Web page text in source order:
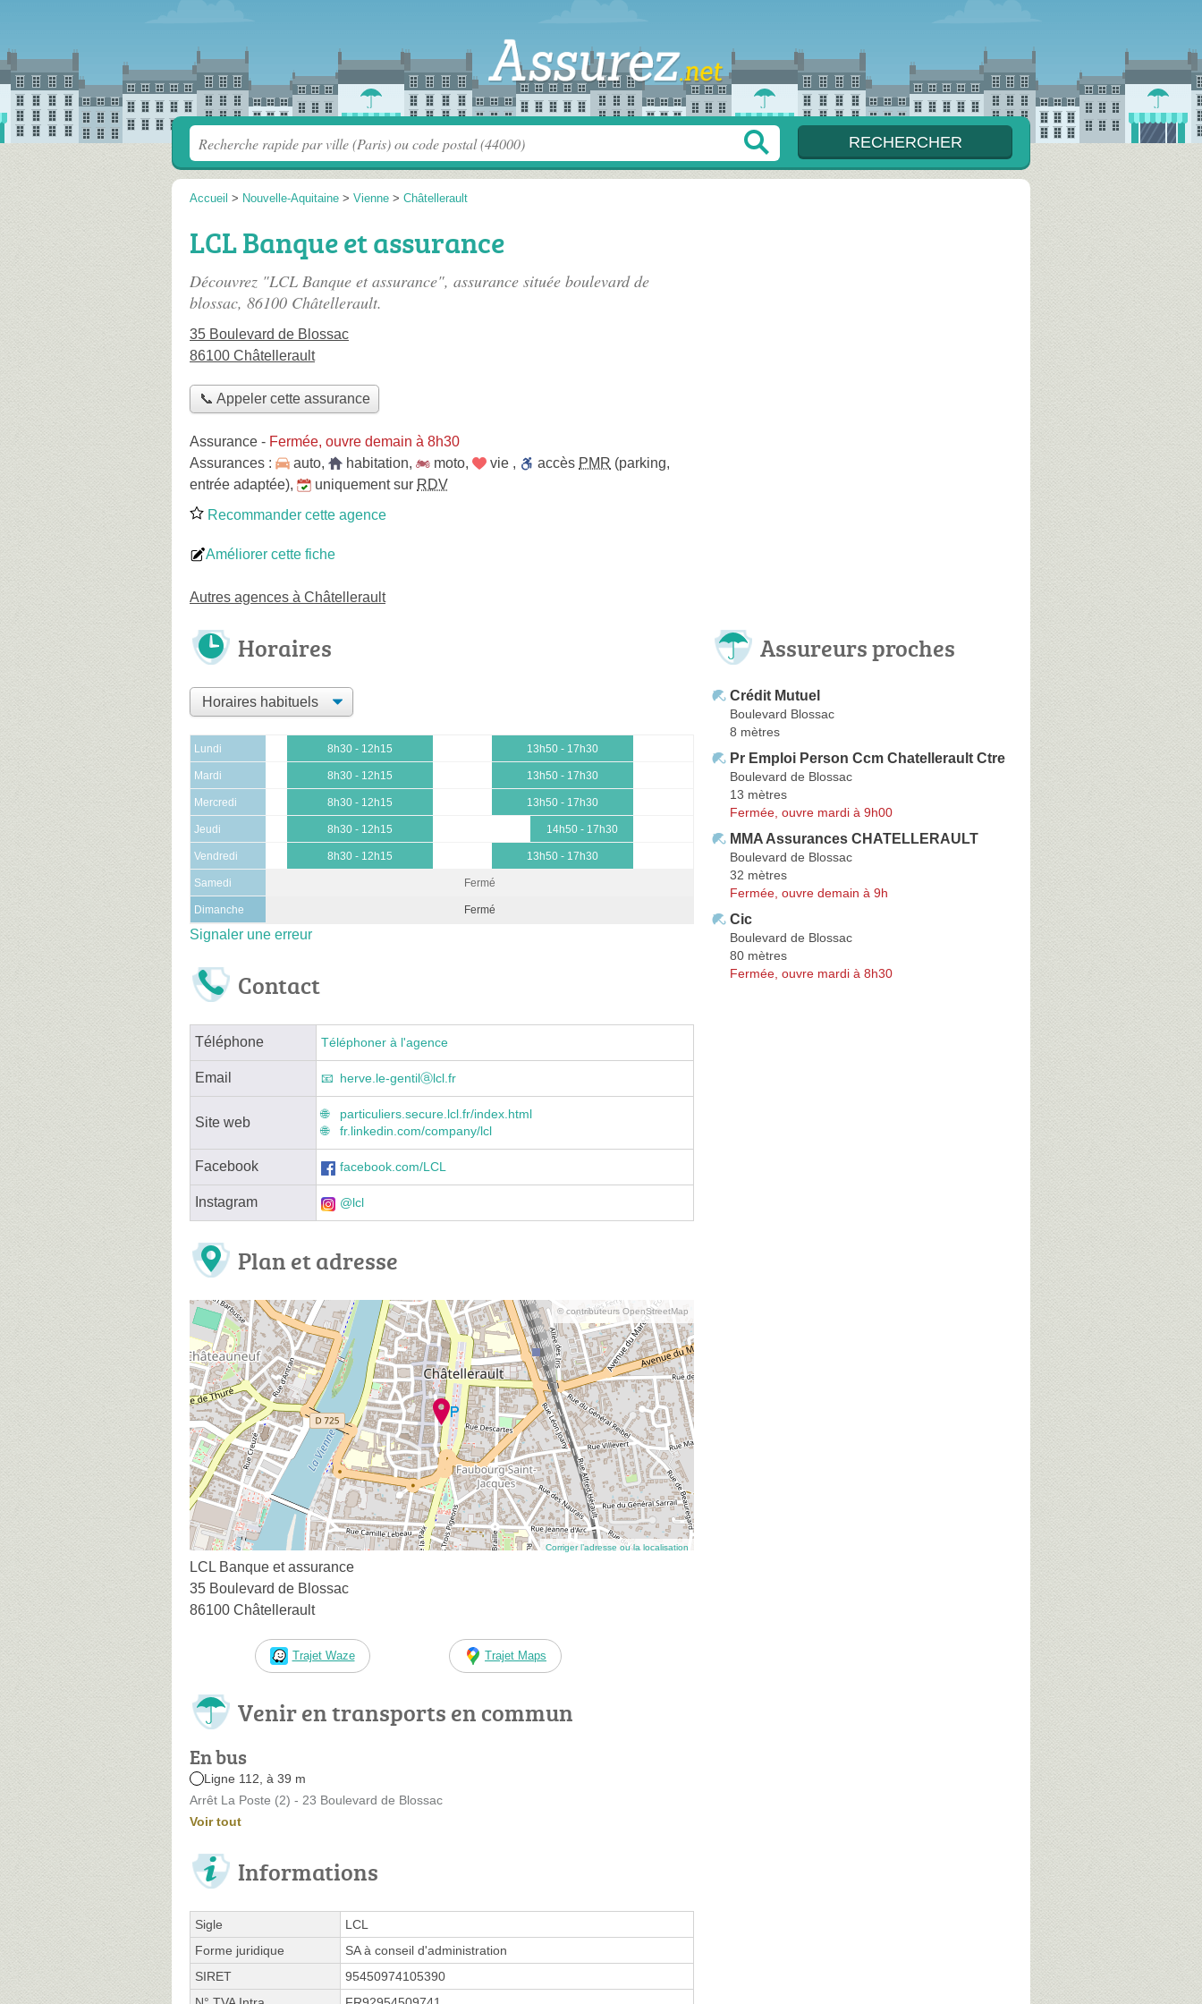
Accueil > Nouvelle-Aquitaine > Vienne > Châtellerault
LCL Banque et assurance
Découvrez "LCL Banque et assurance", assurance située boulevard de
blossac, 86100 Châtellerault.
35 Boulevard de Blossac
86100 Châtellerault
📞 Appeler cette assurance
Assurance - Fermée, ouvre demain à 8h30
Assurances :
auto, habitation, moto, vie , accès PMR (parking,
entrée adaptée), uniquement sur RDV
Recommander cette agence
Améliorer cette fiche
Autres agences à Châtellerault
Horaires
Lundi 8h30 - 12h15 13h50 - 17h30
Mardi 8h30 - 12h15 13h50 - 17h30
Mercredi 8h30 - 12h15 13h50 - 17h30
Jeudi 8h30 - 12h15 14h50 - 17h30
Vendredi 8h30 - 12h15 13h50 - 17h30
Samedi Fermé
Dimanche Fermé
Signaler une erreur
Contact
Téléphone Téléphoner à l'agence
Email herve.le-gentilⓐlcl.fr
Site web
particuliers.secure.lcl.fr/index.html
fr.linkedin.com/company/lcl
Facebook facebook.com/LCL
Instagram @lcl
Plan et adresse
© contributeurs OpenStreetMap
Corriger l’adresse ou la localisation
LCL Banque et assurance
35 Boulevard de Blossac
86100 Châtellerault
Trajet Waze Trajet Maps
Venir en transports en commun
En bus
Ligne 112, à 39 m
Arrêt La Poste (2) - 23 Boulevard de Blossac
Voir tout
Informations
Sigle
LCL
Forme juridique
SA à conseil d'administration
SIRET
95450974105390
Assureurs proches
Crédit Mutuel
Boulevard Blossac
8 mètres
Pr Emploi Person Ccm Chatellerault Ctre
Boulevard de Blossac
13 mètres
Fermée, ouvre mardi à 9h00
MMA Assurances CHATELLERAULT
Boulevard de Blossac
32 mètres
Fermée, ouvre demain à 9h
Cic
Boulevard de Blossac
80 mètres
Fermée, ouvre mardi à 8h30